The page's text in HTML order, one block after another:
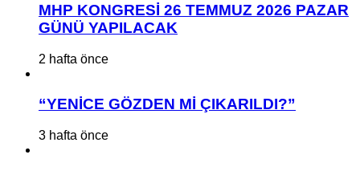
MHP KONGRESİ 26 TEMMUZ 2026 PAZAR
GÜNÜ YAPILACAK
2 hafta önce
“YENİCE GÖZDEN Mİ ÇIKARILDI?”
3 hafta önce